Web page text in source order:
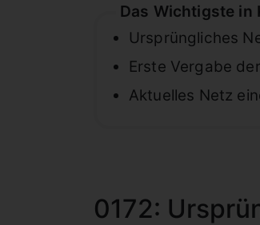
Das Wichtigste in
Ursprüngliches
Erste Vergabe
Aktuelles Netz
0172: